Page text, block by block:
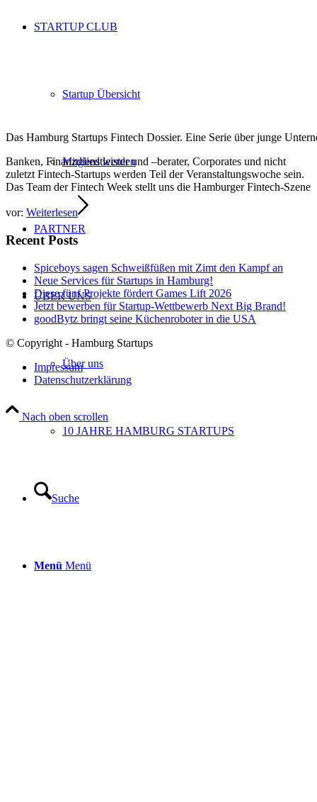
STARTUP CLUB
Startup Übersicht
Mitglied werden
PARTNER
ÜBER UNS
Über uns
10 JAHRE HAMBURG STARTUPS
Suche
Menü Menü
Das Hamburg Startups Fintech Dossier. Eine Serie über junge
Banken, Finanzdienstleister und –berater, Corporates und nicht
zuletzt Fintech-Startups werden Teil der Veranstaltungswoche sein.
Das Team der Fintech Week stellt uns die Hamburger Fintech-Szene
vor: Weiterlesen
Recent Posts
Spiceboys sagen Schweißfüßen mit Zimt den Kampf an
Neue Services für Startups in Hamburg!
Diese fünf Projekte fördert Games Lift 2026
Jetzt bewerben für Startup-Wettbewerb Next Big Brand!
goodBytz bringt seine Küchenroboter in die USA
© Copyright - Hamburg Startups
Impressum
Datenschutzerklärung
Nach oben scrollen